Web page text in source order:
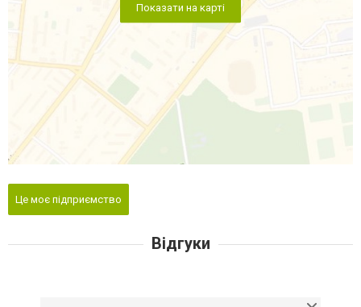
Показати на карті
Це моє підприємство
Відгуки